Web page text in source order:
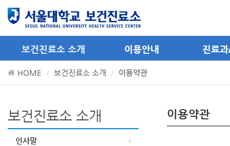
메뉴 바로가기
컨텐츠 바로가기
보건진료소 소개 이용안내 진료
HOME 보건진료소 소개 이용약관
보건진료소 소개
인사말
이용약관